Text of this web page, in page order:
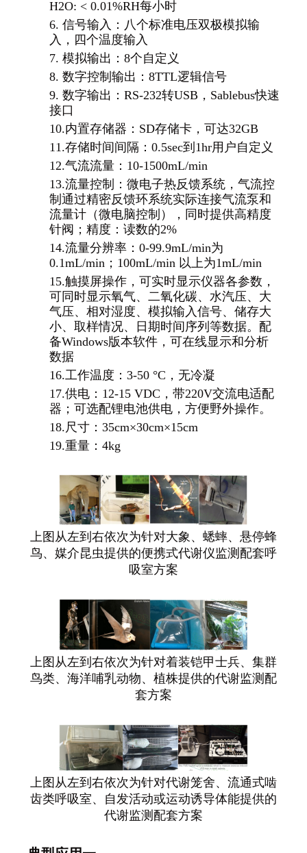
H2O: < 0.01%RH每小时
6. 信号输入：八个标准电压双极模拟输
入，四个温度输入
7. 模拟输出：8个自定义
8. 数字控制输出：8TTL逻辑信号
9. 数字输出：RS-232转USB，Sablebus快速
接口
10.内置存储器：SD存储卡，可达32GB
11.存储时间间隔：0.5sec到1hr用户自定义
12.气流流量：10-1500mL/min
13.流量控制：微电子热反馈系统，气流控
制通过精密反馈环系统实际连接气流泵和
流量计（微电脑控制），同时提供高精度
针阀；精度：读数的2%
14.流量分辨率：0-99.9mL/min为
0.1mL/min；100mL/min 以上为1mL/min
15.触摸屏操作，可实时显示仪器各参数，
可同时显示氧气、二氧化碳、水汽压、大
气压、相对湿度、模拟输入信号、储存大
小、取样情况、日期时间序列等数据。配
备Windows版本软件，可在线显示和分析
数据
16.工作温度：3-50 °C，无冷凝
17.供电：12-15 VDC，带220V交流电适配
器；可选配锂电池供电，方便野外操作。
18.尺寸：35cm×30cm×15cm
19.重量：4kg
上图从左到右依次为针对大象、蟋蟀、悬停蜂
鸟、媒介昆虫提供的便携式代谢仪监测配套呼
吸室方案
上图从左到右依次为针对着装铠甲士兵、集群
鸟类、海洋哺乳动物、植株提供的代谢监测配
套方案
上图从左到右依次为针对代谢笼舍、流通式啮
齿类呼吸室、自发活动或运动诱导体能提供的
代谢监测配套方案